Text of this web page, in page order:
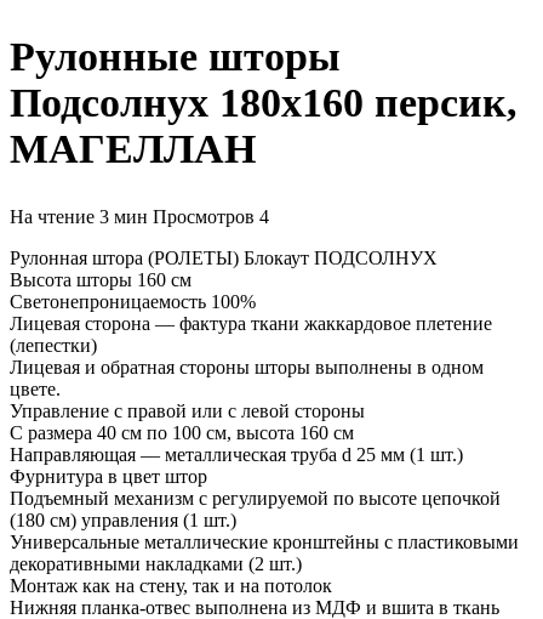
Рулонные шторы
Подсолнух 180х160 персик,
МАГЕЛЛАН
На чтение 3 мин Просмотров 4
Рулонная штора (РОЛЕТЫ) Блокаут ПОДСОЛНУХ
Высота шторы 160 см
Светонепроницаемость 100%
Лицевая сторона — фактура ткани жаккардовое плетение
(лепестки)
Лицевая и обратная стороны шторы выполнены в одном
цвете.
Управление с правой или с левой стороны
С размера 40 см по 100 см, высота 160 см
Направляющая — металлическая труба d 25 мм (1 шт.)
Фурнитура в цвет штор
Подъемный механизм с регулируемой по высоте цепочкой
(180 см) управления (1 шт.)
Универсальные металлические кронштейны с пластиковыми
декоративными накладками (2 шт.)
Монтаж как на стену, так и на потолок
Нижняя планка-отвес выполнена из МДФ и вшита в ткань